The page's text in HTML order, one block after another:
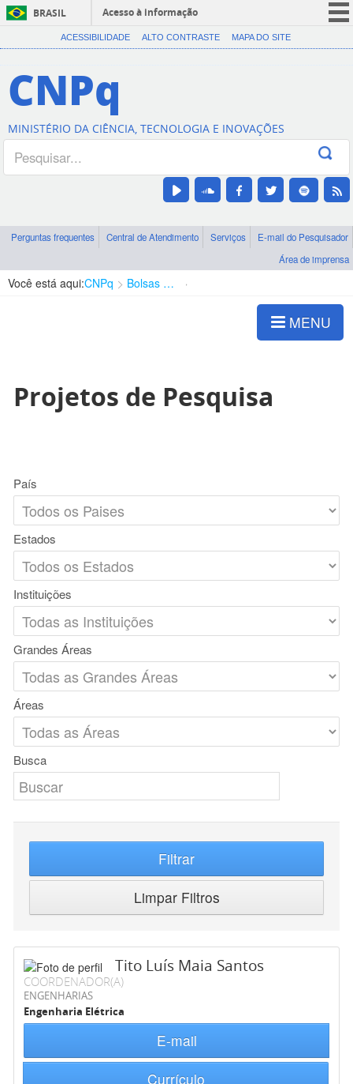
BRASIL
Acesso à informação
CORONAVÍRUS (COVID-19)
Canais
ACESSIBILIDADE ALTO CONTRASTE MAPA DO SITE
CNPq
MINISTÉRIO DA CIÊNCIA, TECNOLOGIA E INOVAÇÕES
Perguntas frequentes Central de Atendimento Serviços
E-mail do Pesquisador
Área de imprensa
Você está aqui:CNPq Bolsas e Auxílios Vigentes
MENU
Projetos de Pesquisa
País
Estados
Instituições
Grandes Áreas
Áreas
Busca
Filtrar
Limpar Filtros
Tito Luís Maia Santos
COORDENADOR(A)
ENGENHARIAS
Engenharia Elétrica
E-mail
Currículo